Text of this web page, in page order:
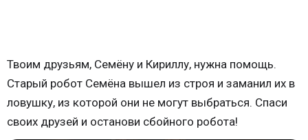
Твоим друзьям, Семёну и Кириллу, нужна помощь.
Старый робот Семёна вышел из строя и заманил их в
ловушку, из которой они не могут выбраться. Спаси
своих друзей и останови сбойного робота!